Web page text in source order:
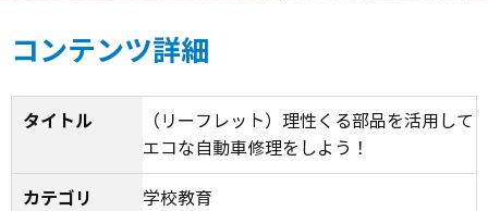
コンテンツ詳細
タイトル
（リーフレット）理性くる部品を活用して
エコな自動車修理をしよう！
カテゴリ 学校教育